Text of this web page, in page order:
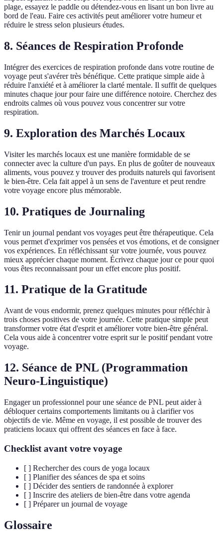
plage, essayez le paddle ou détendez-vous en lisant un bon livre au
bord de l'eau. Faire ces activités peut améliorer votre humeur et
réduire le stress selon plusieurs études.
8. Séances de Respiration Profonde
Intégrer des exercices de respiration profonde dans votre routine de
voyage peut s'avérer très bénéfique. Cette pratique simple aide à
réduire l'anxiété et à améliorer la clarté mentale. Il suffit de quelques
minutes chaque jour pour faire une différence notoire. Cherchez des
endroits calmes où vous pouvez vous concentrer sur votre
respiration.
9. Exploration des Marchés Locaux
Visiter les marchés locaux est une manière formidable de se
connecter avec la culture d'un pays. En plus de goûter de nouveaux
aliments, vous pouvez y trouver des produits naturels qui favorisent
le bien-être. Cela fait appel à un sens de l'aventure et peut rendre
votre voyage encore plus mémorable.
10. Pratiques de Journaling
Tenir un journal pendant vos voyages peut être thérapeutique. Cela
vous permet d'exprimer vos pensées et vos émotions, et de consigner
vos expériences. En réfléchissant sur votre journée, vous pouvez
mieux apprécier chaque moment. Écrivez chaque jour ce pour quoi
vous êtes reconnaissant pour un effet encore plus positif.
11. Pratique de la Gratitude
Avant de vous endormir, prenez quelques minutes pour réfléchir à
trois choses positives de votre journée. Cette pratique simple peut
transformer votre état d'esprit et améliorer votre bien-être général.
Cela vous aide à concentrer votre esprit sur le positif pendant votre
voyage.
12. Séance de PNL (Programmation
Neuro-Linguistique)
Engager un professionnel pour une séance de PNL peut aider à
débloquer certains comportements limitants ou à clarifier vos
objectifs de vie. Même en voyage, il est possible de trouver des
praticiens locaux qui offrent des séances en face à face.
Checklist avant votre voyage
[ ] Rechercher des cours de yoga locaux
[ ] Planifier des séances de spa et soins
[ ] Décider des sentiers de randonnée à explorer
[ ] Inscrire des ateliers de bien-être dans votre agenda
[ ] Préparer un journal de voyage
Glossaire